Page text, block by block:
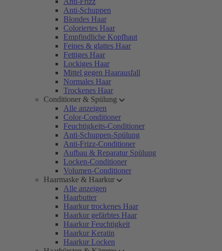
Anti-Schuppen
Blondes Haar
Coloriertes Haar
Empfindliche Kopfhaut
Feines & glattes Haar
Fettiges Haar
Lockiges Haar
Mittel gegen Haarausfall
Normales Haar
Trockenes Haar
Conditioner & Spülung
Alle anzeigen
Color-Conditioner
Feuchtigkeits-Conditioner
Anti-Schuppen-Spülung
Anti-Frizz-Conditioner
Aufbau & Reparatur Spülung
Locken-Conditioner
Volumen-Conditioner
Haarmaske & Haarkur
Alle anzeigen
Haarbutter
Haarkur trockenes Haar
Haarkur gefärbtes Haar
Haarkur Feuchtigkeit
Haarkur Keratin
Haarkur Locken